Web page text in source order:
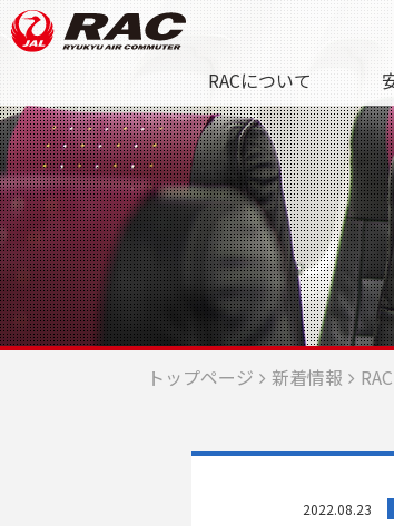
RACについて
トップページ 新着情報
2022.08.23